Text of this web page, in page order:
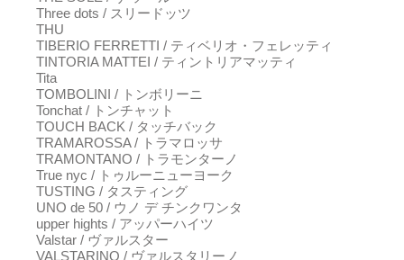
Three dots / スリードッツ
THU
TIBERIO FERRETTI / ティベリオ・フェレッティ
TINTORIA MATTEI / ティントリアマッティ
Tita
TOMBOLINI / トンボリーニ
Tonchat / トンチャット
TOUCH BACK / タッチバック
TRAMAROSSA / トラマロッサ
TRAMONTANO / トラモンターノ
True nyc / トゥルーニューヨーク
TUSTING / タスティング
UNO de 50 / ウノ デ チンクワンタ
upper hights / アッパーハイツ
Valstar / ヴァルスター
VALSTARINO / ヴァルスタリーノ